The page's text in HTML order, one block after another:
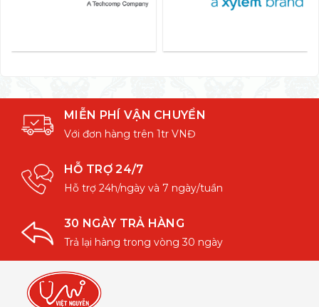
MIỄN PHÍ VẬN CHUYỂN
Với đơn hàng trên 1tr VNĐ
HỖ TRỢ 24/7
Hỗ trợ 24h/ngày và 7 ngày/tuần
30 NGÀY TRẢ HÀNG
Trả lại hàng trong vòng 30 ngày